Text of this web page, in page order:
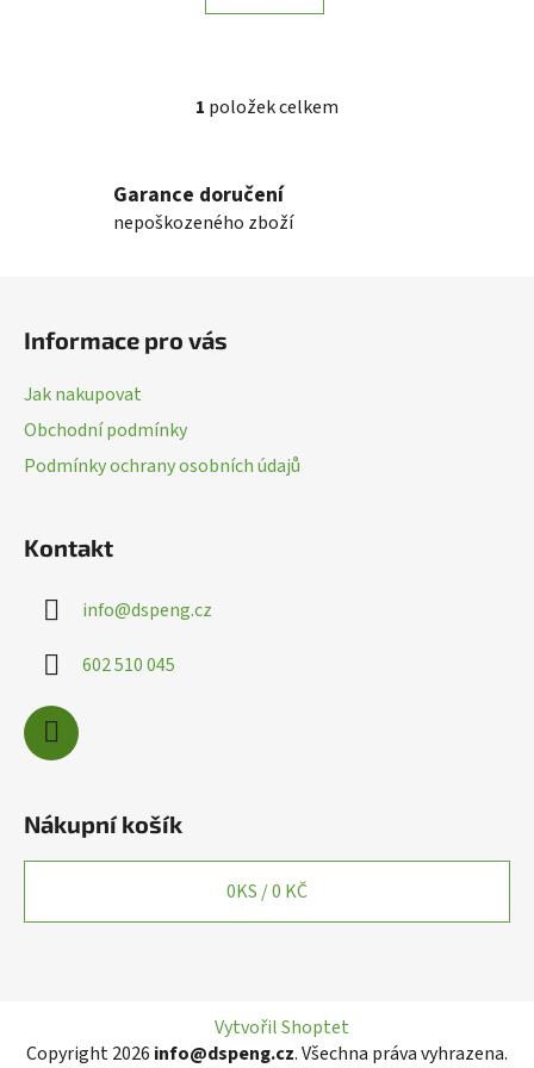
O
á
d
v
1 položek celkem
Garance doručení
nepoškozeného zboží
Informace pro vás
Jak nakupovat
Obchodní podmínky
Podmínky ochrany osobních údajů
Kontakt
info@dspeng.cz
602 510 045
Nákupní košík
0KS /0 KČ
Vytvořil Shoptet
Copyright 2026 info@dspeng.cz. Všechna práva vyhrazena.